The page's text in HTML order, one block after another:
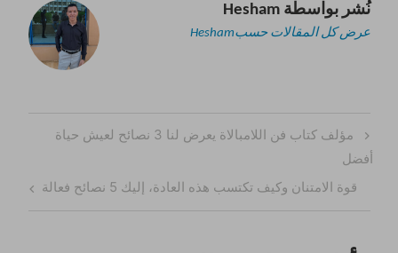
نُشر بواسطةHesham
عرض كل المقالات حسبHesham
تصفّح
المقالات
Previous
Post
مؤلف كتاب فن اللامبالاة يعرض لنا 3 نصائح لعيش حياة
أفضل
Next
قوة الامتنان وكيف تكتسب هذه العادة، إليك 5 نصائح فعالة